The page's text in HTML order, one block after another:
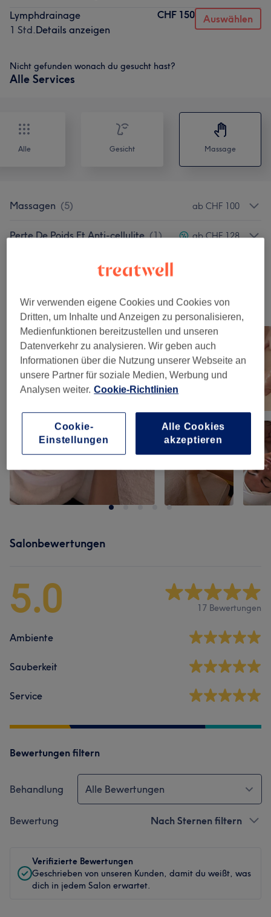
Lymphdrainage
1 Std.Details anzeigen
CHF 150 Auswählen
Nicht gefunden wonach du gesucht hast?
Alle Services
Alle Gesicht Massage
Massagen (5) ab CHF 100
Perte De Poids Et Anti-cellulite (1) ab CHF 128
Unsere Arbeit
Bild anklicken für weitere Details
Salonbewertungen
5.0 17 Bewertungen
Ambiente
Sauberkeit
Service
Bewertungen filtern
Behandlung Alle Bewertungen
Bewertung Nach Sternen filtern
Verifizierte Bewertungen
Geschrieben von unseren Kunden, damit du weißt, was
dich in jedem Salon erwartet.
Wir verwenden eigene Cookies und Cookies von
Dritten, um Inhalte und Anzeigen zu personalisieren,
Medienfunktionen bereitzustellen und unseren
Datenverkehr zu analysieren. Wir geben auch
Informationen über die Nutzung unserer Webseite an
unsere Partner für soziale Medien, Werbung und
Analysen weiter. Cookie-Richtlinien
Alle Cookies
akzeptieren
Cookie-
Einstellungen